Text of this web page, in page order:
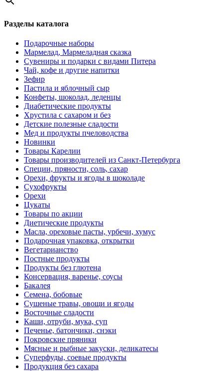
Разделы каталога
Подарочные наборы
Мармелад, Мармеладная сказка
Сувениры и подарки с видами Питера
Чай, кофе и другие напитки
Зефир
Пастила и яблочный сыр
Конфеты, шоколад, леденцы
Диабетические продукты
Хрустила с сахаром и без
Детские полезные сладости
Мед и продукты пчеловодства
Новинки
Товары Карелии
Товары производителей из Санкт-Петербурга
Специи, пряности, соль, сахар
Орехи, фрукты и ягоды в шоколаде
Сухофрукты
Орехи
Цукаты
Товары по акции
Диетические продукты
Масла, ореховые пасты, урбечи, хумус
Подарочная упаковка, открытки
Вегетарианство
Постные продукты
Продукты без глютена
Консервация, варенье, соусы
Бакалея
Семена, бобовые
Сушеные травы, овощи и ягоды
Восточные сладости
Каши, отруби, мука, суп
Печенье, батончики, снэки
Покровские пряники
Мясные и рыбные закуски, деликатесы
Суперфуды, соевые продукты
Продукция без сахара